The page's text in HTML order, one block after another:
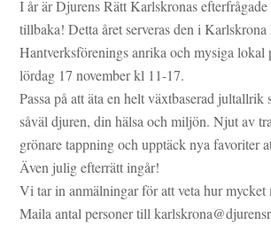
I år är Djurens Rätt Karlskronas
tillbaka! Detta året serveras den i Karlskrona
Hantverksförenings anrika och mysiga lokal
lördag 17 november kl 11-17.
Passa på att äta en helt växtbaserad jultallrik
såväl djuren, din hälsa och miljön. Njut av
grönare tappning och upptäck nya favoriter
Även julig efterrätt ingår!
Vi tar in anmälningar för att veta hur mycket
Maila antal personer till